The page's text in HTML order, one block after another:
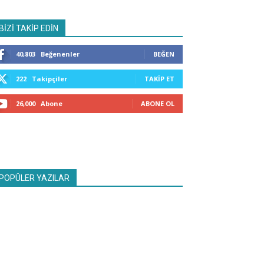
TAKİP EDİN
40,803 Beğenenler BEĞEN
222 Takipçiler TAKIP ET
26,000 Abone ABONE OL
YAZILAR